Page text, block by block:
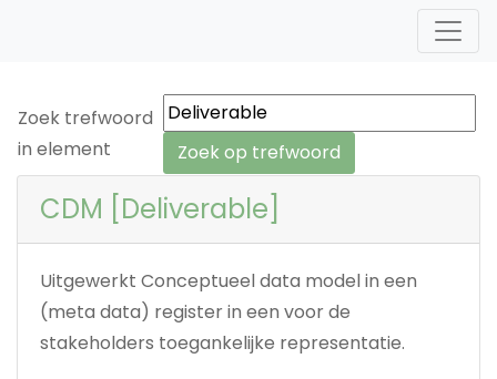
Zoek trefwoord
in element
CDM [Deliverable]
Uitgewerkt Conceptueel data model in een
(meta data) register in een voor de
stakeholders toegankelijke representatie.